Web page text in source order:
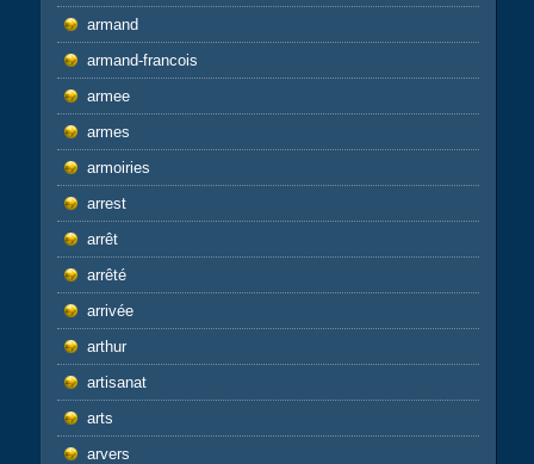
armand
armand-francois
armee
armes
armoiries
arrest
arrêt
arrêté
arrivée
arthur
artisanat
arts
arvers